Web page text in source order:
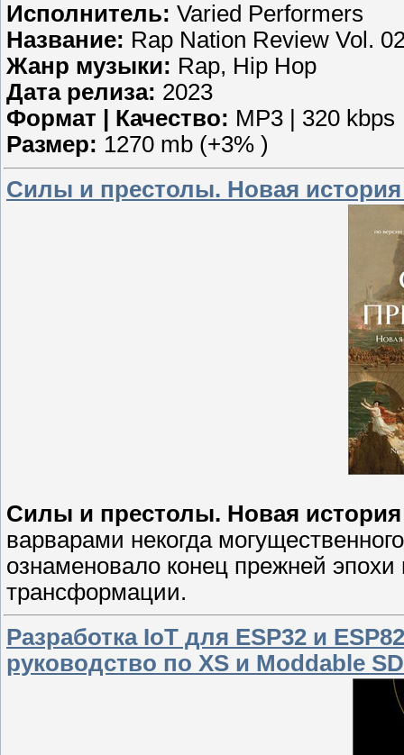
Исполнитель: Varied Performers
Название: Rap Nation Review Vol.
Жанр музыки: Rap, Hip Hop
Дата релиза: 2023
Формат | Качество: MP3 | 320 kbps
Размер: 1270 mb (+3% )
Силы и престолы. Новая
Силы и престолы. Новая
варварами некогда
ознаменовало конец прежней
трансформации.
Разработка IoT для ESP32 и
руководство по XS и Moddable